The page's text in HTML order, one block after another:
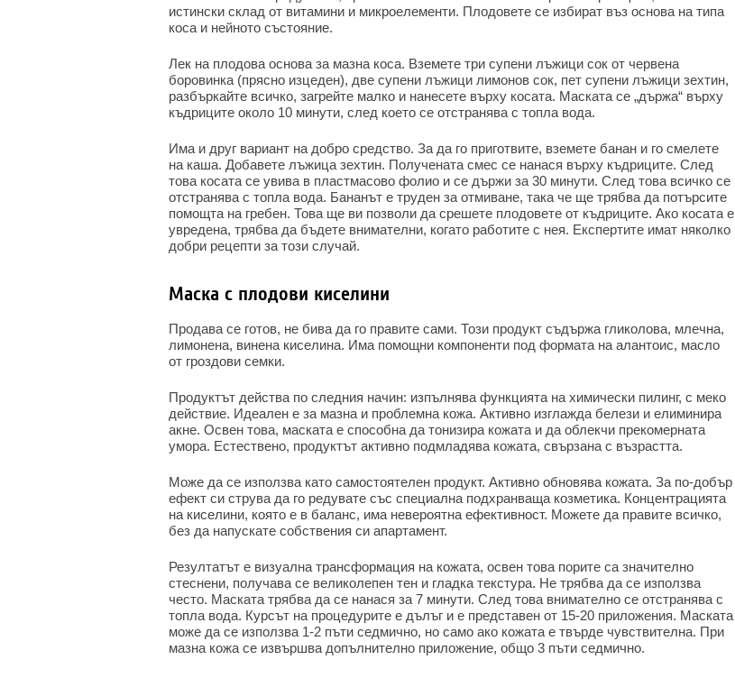
истински склад от витамини и микроелементи. Плодовете се избират въз основа на типа
коса и нейното състояние.
Лек на плодова основа за мазна коса. Вземете три супени лъжици сок от червена
боровинка (прясно изцеден), две супени лъжици лимонов сок, пет супени лъжици зехтин,
разбъркайте всичко, загрейте малко и нанесете върху косата. Маската се „държа“ върху
къдриците около 10 минути, след което се отстранява с топла вода.
Има и друг вариант на добро средство. За да го приготвите, вземете банан и го смелете
на каша. Добавете лъжица зехтин. Получената смес се нанася върху къдриците. След
това косата се увива в пластмасово фолио и се държи за 30 минути. След това всичко се
отстранява с топла вода. Бананът е труден за отмиване, така че ще трябва да потърсите
помощта на гребен. Това ще ви позволи да срешете плодовете от къдриците. Ако косата е
увредена, трябва да бъдете внимателни, когато работите с нея. Експертите имат няколко
добри рецепти за този случай.
Маска с плодови киселини
Продава се готов, не бива да го правите сами. Този продукт съдържа гликолова, млечна,
лимонена, винена киселина. Има помощни компоненти под формата на алантоис, масло
от гроздови семки.
Продуктът действа по следния начин: изпълнява функцията на химически пилинг, с меко
действие. Идеален е за мазна и проблемна кожа. Активно изглажда белези и елиминира
акне. Освен това, маската е способна да тонизира кожата и да облекчи прекомерната
умора. Естествено, продуктът активно подмладява кожата, свързана с възрастта.
Може да се използва като самостоятелен продукт. Активно обновява кожата. За по-добър
ефект си струва да го редувате със специална подхранваща козметика. Концентрацията
на киселини, която е в баланс, има невероятна ефективност. Можете да правите всичко,
без да напускате собствения си апартамент.
Резултатът е визуална трансформация на кожата, освен това порите са значително
стеснени, получава се великолепен тен и гладка текстура. Не трябва да се използва
често. Маската трябва да се нанася за 7 минути. След това внимателно се отстранява с
топла вода. Курсът на процедурите е дълъг и е представен от 15-20 приложения. Маската
може да се използва 1-2 пъти седмично, но само ако кожата е твърде чувствителна. При
мазна кожа се извършва допълнително приложение, общо 3 пъти седмично.